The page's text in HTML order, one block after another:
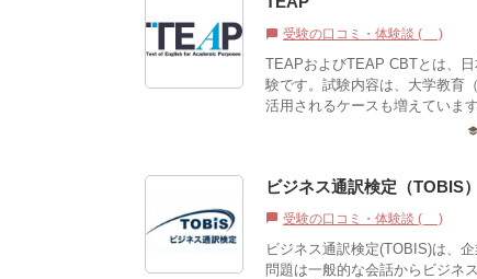
chat_bubble 受験の口コミ・体験談 (0)
TEAPおよびTEAP CBTとは、
験です。試験内容は、大学教育
活用されるケースも増えてい
ビジネス通訳検定（TOBIS）
chat_bubble 受験の口コミ・体験談 (0)
ビジネス通訳検定(TOBIS)は、
問題は一般的な会話からビジネ